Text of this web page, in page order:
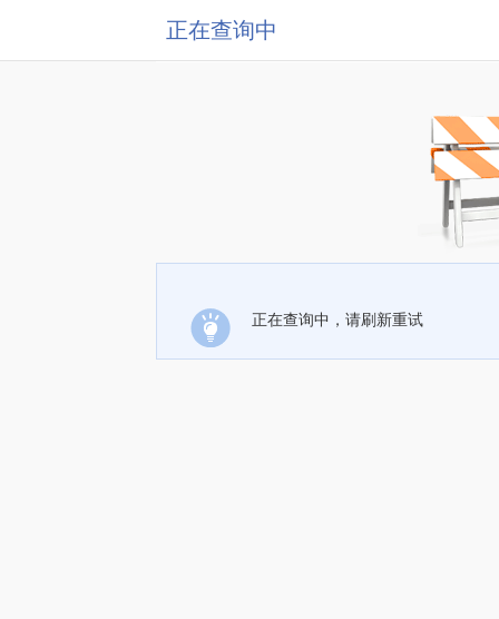
正在查询中
正在查询中，请刷新重试